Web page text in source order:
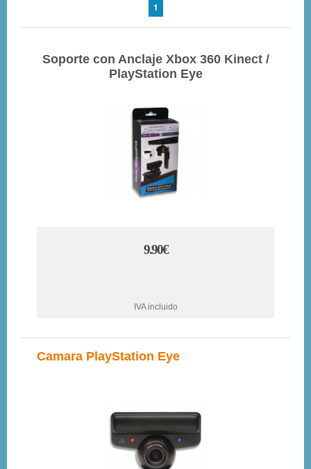
1
Soporte con Anclaje Xbox 360 Kinect /
PlayStation Eye
9.90€
IVA incluido
Camara PlayStation Eye